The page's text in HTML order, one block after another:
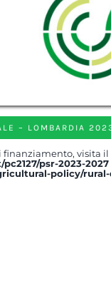
– LOMBARDIA
visita il
psr-2023-2027
policy/